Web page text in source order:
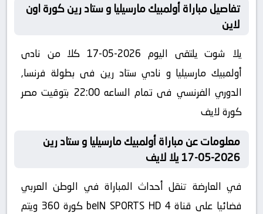
تفاصيل مباراة أولمبيك مارسيليا و ستاد رين كورة اون
لاين
يلا شوت يلتقى اليوم 2026-05-17 كلا من نادى
أولمبيك مارسيليا و نادي ستاد رين فى بطولة فرنسا,
الدوري الفرنسي فى تمام الساعه 22:00 بتوقيت مصر
كورة لايف
معلومات عن مباراة أولمبيك مارسيليا و ستاد رين
2026-05-17 يلا لايف
في العارضة تنقل أحداث المباراة في الوطن العربي
فضائيا على قناة beIN SPORTS HD 4 كورة 360 ويتم